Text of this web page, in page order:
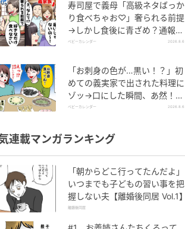
寿司屋で義母「高級ネタばっか
り食べちゃお♡」奢られる前提
→しかし食後に青ざめ？通報さ
れ警察沙汰！
ベビーカレンダー 2026.8.6
「お刺身の色が…黒い！？」初
めての義実家で出された料理に
ゾッ→口にした瞬間、あ然！刺
身の正体は
ベビーカレンダー 2026.8.6
連載マンガランキング
「朝からどこ行ってたんだよ」
いつまでも子どもの習い事を把
握しない夫【離婚後同居 Vol.1】
離婚後同居